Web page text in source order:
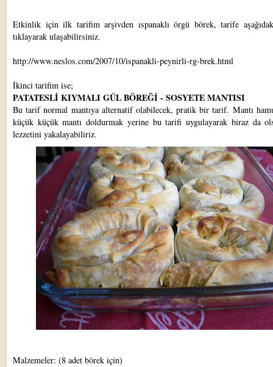
Etkinlik için ilk tarifim arşivden ıspanaklı örgü börek, tarife
tıklayarak ulaşabilirsiniz.
http://www.neslos.com/2007/10/ispanakli-peynirli-rg-brek.html
İkinci tarifim ise;
PATATESLİ KIYMALI GÜL BÖREĞİ - SOSYETE MANTISI
Bu tarif normal mantıya alternatif olabilecek, pratik bir tarif. Mantı
küçük küçük mantı doldurmak yerine bu tarifi uygulayarak biraz da
lezzetini yakalayabiliriz.
Malzemeler: (8 adet börek için)